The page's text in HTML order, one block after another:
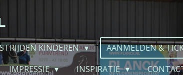
KINDEREN AANMELDEN &
IMPRESSIE INSPIRATIE